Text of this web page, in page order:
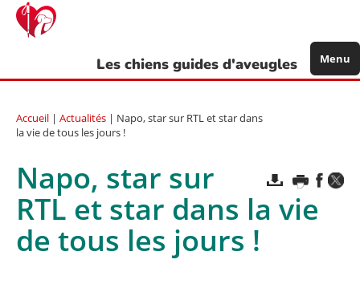
Aller
contenu
Les chiens guides d'aveugles Menu
Accueil | Actualités | Napo, star sur RTL et star dans
la vie de tous les jours !
Napo, star sur
RTL et star dans la vie
de tous les jours !